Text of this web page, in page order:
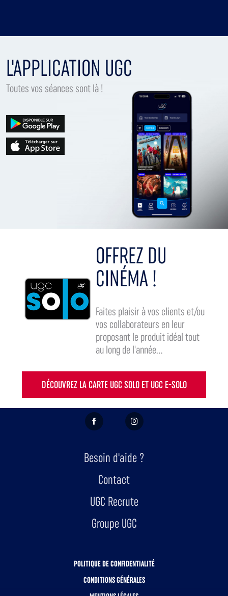
L'APPLICATION UGC
Toutes vos séances sont là !
OFFREZ DU
CINÉMA !
Faites plaisir à vos clients et/ou
vos collaborateurs en leur
proposant le produit idéal tout
au long de l'année...
DÉCOUVREZ LA CARTE UGC SOLO ET UGC E-SOLO
FACEBOOK INSTAGRAM
Besoin d'aide ?
Contact
UGC Recrute
Groupe UGC
POLITIQUE DE CONFIDENTIALITÉ
CONDITIONS GÉNÉRALES